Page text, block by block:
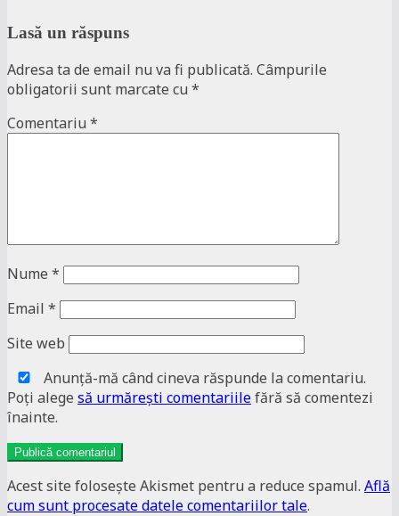
Lasă un răspuns
Adresa ta de email nu va fi publicată. Câmpurile
obligatorii sunt marcate cu *
Comentariu *
Nume *
Email *
Site web
Anunţă-mă când cineva răspunde la comentariu.
Poţi alege să urmăreşti comentariilefără să comentezi
înainte.
Acest site folosește Akismet pentru a reduce spamul. Află
cum sunt procesate datele comentariilor tale.